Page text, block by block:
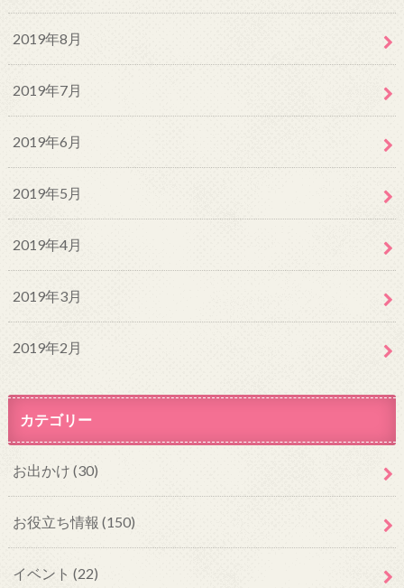
2019年8月
2019年7月
2019年6月
2019年5月
2019年4月
2019年3月
2019年2月
カテゴリー
お出かけ (30)
お役立ち情報 (150)
イベント (22)